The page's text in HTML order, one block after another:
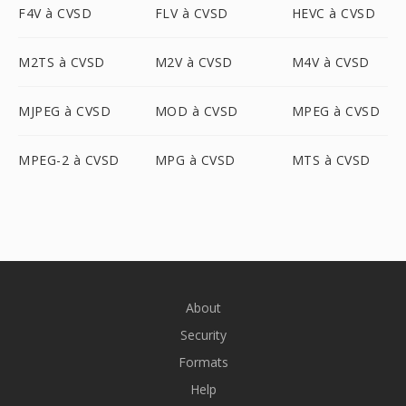
F4V à CVSD FLV à CVSD HEVC à CVSD
M2TS à CVSD M2V à CVSD M4V à CVSD
MJPEG à CVSD MOD à CVSD MPEG à CVSD
MPEG-2 à CVSD MPG à CVSD MTS à CVSD
About
Security
Formats
Help